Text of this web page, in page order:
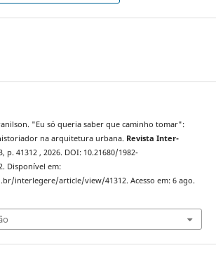
"Eu só queria saber que caminho tomar":
na arquitetura urbana. Revista Inter-
p. 41312 , 2026. DOI: 10.21680/1982-
Disponível em:
interlegere/article/view/41312. Acesso em: 6 ago.